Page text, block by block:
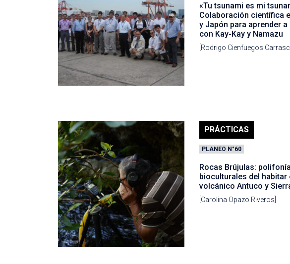
«Tu tsunami es mi
Colaboración científica
y Japón para aprender
con Kay-Kay y Namazu
[Rodrigo Cienfuegos
PRÁCTICAS
PLANEO N°60
Rocas Brújulas:
bioculturales del habitar
volcánico Antuco y
[Carolina Opazo Riveros]